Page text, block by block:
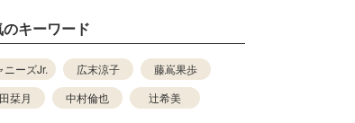
のキーワード
ニーズJr. 広末涼子
藤嶌果歩
栞月
中村倫也 辻希美